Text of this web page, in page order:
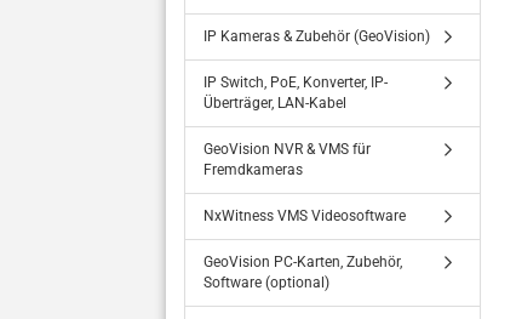
IP Kameras & Zubehör (GeoVision)
IP Switch, PoE, Konverter, IP-
Überträger, LAN-Kabel
GeoVision NVR & VMS für
Fremdkameras
NxWitness VMS Videosoftware
GeoVision PC-Karten, Zubehör,
Software (optional)